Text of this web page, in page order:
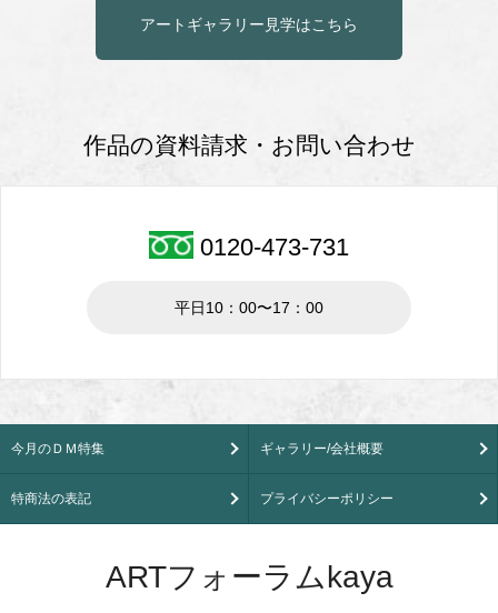
アートギャラリー見学はこちら
作品の資料請求・お問い合わせ
0120-473-731
平日10：00〜17：00
今月のＤＭ特集 ギャラリー/会社概要
特商法の表記 プライバシーポリシー
ARTフォーラムkaya